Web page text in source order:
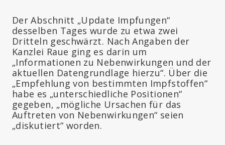
Der Abschnitt „Update Impfungen“
desselben Tages wurde zu etwa zwei
Dritteln geschwärzt. Nach Angaben der
Kanzlei Raue ging es darin um
„Informationen zu Nebenwirkungen und der
aktuellen Datengrundlage hierzu“. Über die
„Empfehlung von bestimmten Impfstoffen“
habe es „unterschiedliche Positionen“
gegeben, „mögliche Ursachen für das
Auftreten von Nebenwirkungen“ seien
„diskutiert“ worden.